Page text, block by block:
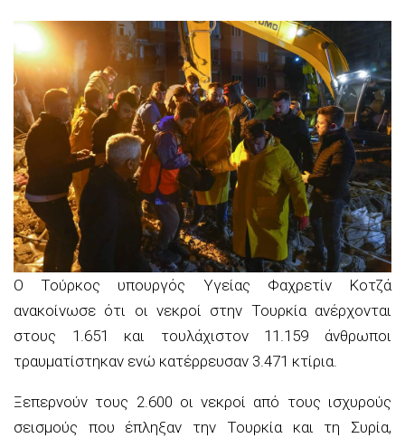
Ο Τούρκος υπουργός Υγείας Φαχρετίν Κοτζά
ανακοίνωσε ότι οι νεκροί στην Τουρκία ανέρχονται
στους 1.651 και τουλάχιστον 11.159 άνθρωποι
τραυματίστηκαν ενώ κατέρρευσαν 3.471 κτίρια.
Ξεπερνούν τους 2.600 οι νεκροί από τους ισχυρούς
σεισμούς που έπληξαν την Τουρκία και τη Συρία,